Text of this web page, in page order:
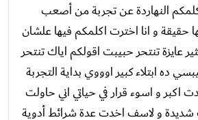
النهاردة عن تجربة من أصعب
حقيقة و انا اخترت اكلمكم فيها علشان
عايزة تنتحر حبيبت اقولكم اياك تنتحر
ده ابتلاء كبير اوووي بداية التجربة
اخدت اكبر و اسوء قرار في حياتي اني حاولت
و لاسف اخدت عدة شرائط أدوية